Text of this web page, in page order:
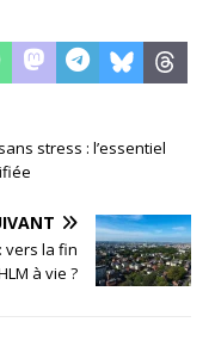
stress : l’essentiel
vers la fin
à vie ?